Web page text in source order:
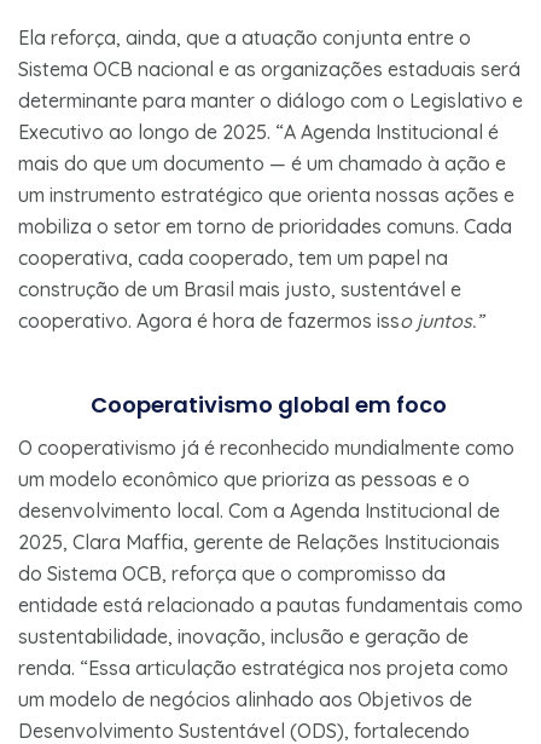
Ela reforça, ainda, que a atuação conjunta entre o
Sistema OCB nacional e as organizações estaduais será
determinante para manter o diálogo com o Legislativo e
Executivo ao longo de 2025. “A Agenda Institucional é
mais do que um documento — é um chamado à ação e
um instrumento estratégico que orienta nossas ações e
mobiliza o setor em torno de prioridades comuns. Cada
cooperativa, cada cooperado, tem um papel na
construção de um Brasil mais justo, sustentável e
cooperativo. Agora é hora de fazermos isso juntos.”
Cooperativismo global em foco
O cooperativismo já é reconhecido mundialmente como
um modelo econômico que prioriza as pessoas e o
desenvolvimento local. Com a Agenda Institucional de
2025, Clara Maffia, gerente de Relações Institucionais
do Sistema OCB, reforça que o compromisso da
entidade está relacionado a pautas fundamentais como
sustentabilidade, inovação, inclusão e geração de
renda. “Essa articulação estratégica nos projeta como
um modelo de negócios alinhado aos Objetivos de
Desenvolvimento Sustentável (ODS), fortalecendo